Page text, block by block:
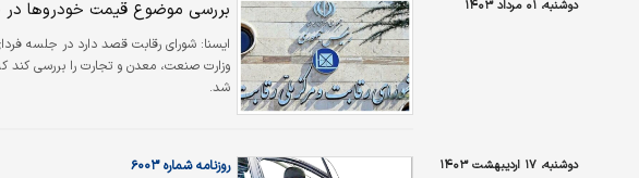
دوشنبه، ۰۱ مرداد ۱۴۰۳ بررسی موضوع قیمت خودروها در
ايسنا: شورای رقابت قصد دارد در جلسه
وزارت صنعت، معدن و تجارت را بررسی
شد.
دوشنبه، ۱۷ اردیبهشت ۱۴۰۳ روزنامه شماره ۶۰۰۳